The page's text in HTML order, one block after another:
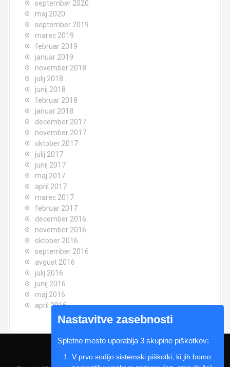
Nastavitve zasebnosti
Spletno mesto uporablja 3 skupine piškotkov:
V prvo sodijo sistemski piškotki, ki jih bomo
september 2020
maj 2020
september 2019
marec 2019
februar 2019
januar 2019
november 2018
julij 2018
junij 2018
februar 2018
januar 2018
december 2017
november 2017
oktober 2017
julij 2017
junij 2017
maj 2017
april 2017
marec 2017
februar 2017
december 2016
november 2016
oktober 2016
september 2016
avgust 2016
julij 2016
junij 2016
maj 2016
april 2016